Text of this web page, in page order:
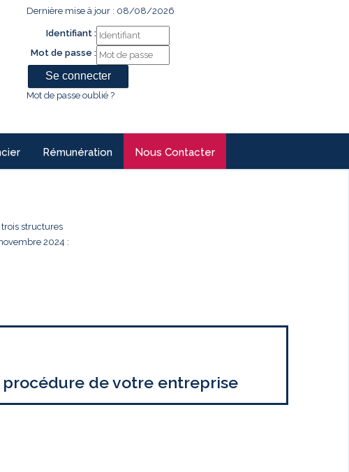
Dernière mise à jour : 08/08/2026
Identifiant :
Mot de passe :
Mot de passe oublié ?
Rémunération Nous Contacter
trois structures
2024 :
de votre entreprise